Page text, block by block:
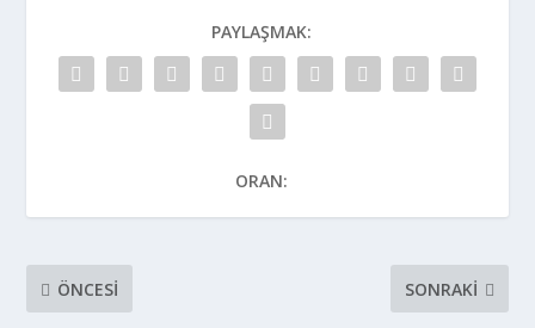
PAYLAŞMAK:
ORAN:
ÖNCESI SONRAKI